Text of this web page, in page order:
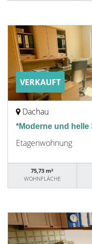
VERKAUFT
Dachau
*Moderne und
Etagenwohnung
75,73 m²
WOHNFLÄCHE